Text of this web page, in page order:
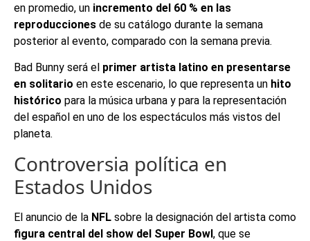
en promedio, un incremento del 60 % en las
reproducciones de su catálogo durante la semana
posterior al evento, comparado con la semana previa.
Bad Bunny será el primer artista latino en presentarse
en solitario en este escenario, lo que representa un hito
histórico para la música urbana y para la representación
del español en uno de los espectáculos más vistos del
planeta.
Controversia política en
Estados Unidos
El anuncio de la NFL sobre la designación del artista como
figura central del show del Super Bowl, que se